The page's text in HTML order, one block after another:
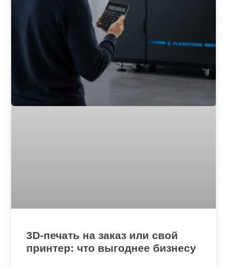
3D-печать на заказ или свой
принтер: что выгоднее бизнесу